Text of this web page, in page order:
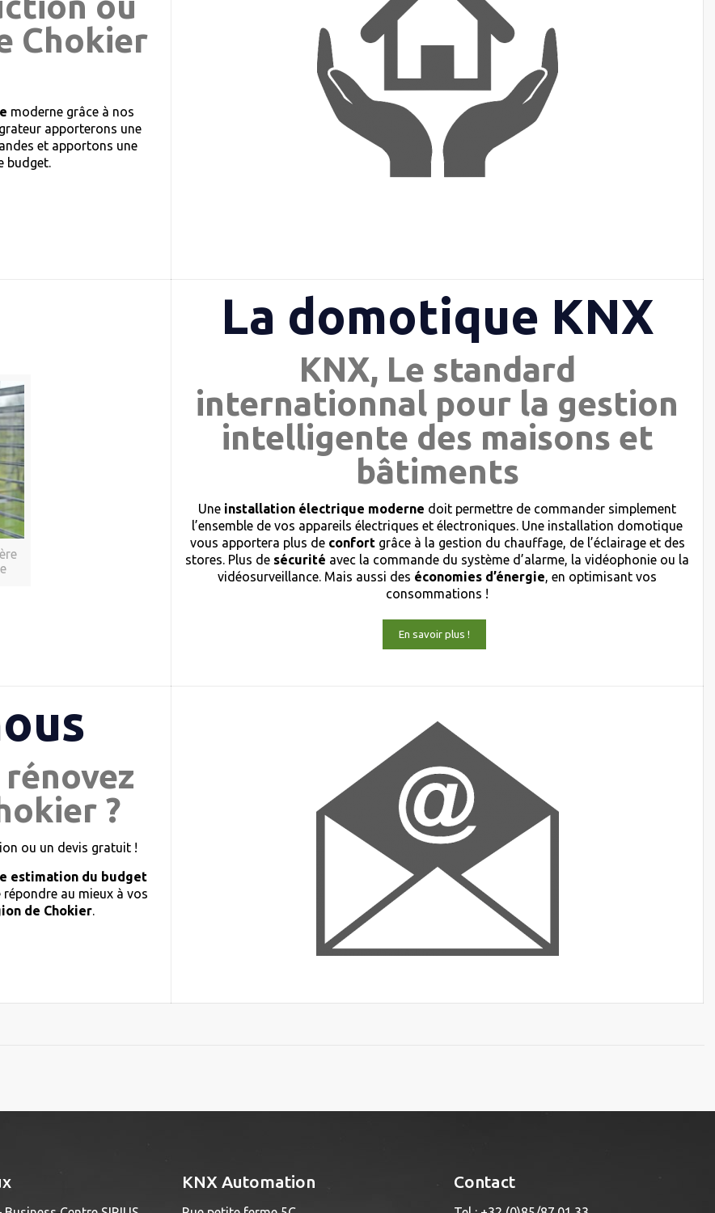
Chokier
moderne grâce à nos
apporterons une
et apportons une
budget.
La domotique KNX
KNX, Le standard
internationnal pour la gestion
intelligente des maisons et
bâtiments
Une installation électrique moderne doit permettre de commander simplement
l’ensemble de vos appareils électriques et électroniques. Une installation domotique
vous apportera plus de confortgrâce à la gestion du chauffage, de l’éclairage et des
stores. Plus de sécurité avec la commande du système d’alarme, la vidéophonie ou la
vidéosurveillance. Mais aussi des économies d’énergie, en optimisant vos
consommations !
En savoir plus !
?
ou un devis gratuit !
estimation du budget
au mieux à vos
de Chokier.
KNX Automation Contact